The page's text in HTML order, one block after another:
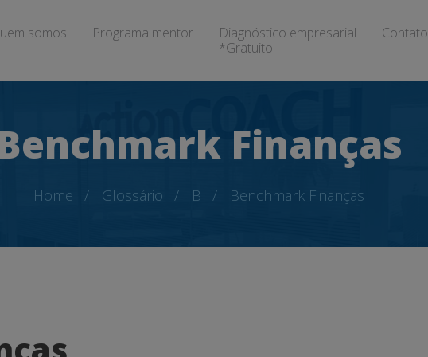
somos Programa mentor
Diagnóstico empresarial
*Gratuito
Contato
Finanças
Home Glossário B Benchmark Finanças